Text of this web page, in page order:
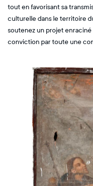
tout en favorisant sa
culturelle dans le territoire
soutenez un projet
conviction par toute une